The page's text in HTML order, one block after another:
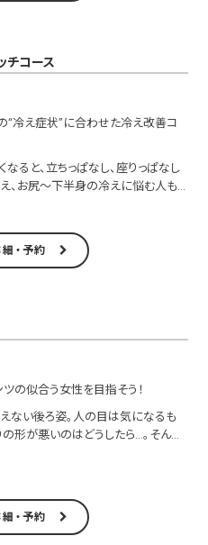
格（50分）￥2,500／施術と物理療
生以下）価格（50分）￥2,500
チコース
“冷え症状”に合わせた冷え改善コ
なると、立ちっぱなし、座りっぱなし
、お尻～下半身の冷えに悩む人も
んな人にオススメのコース！
乱れや筋肉量の不足も冷えの原因
細・予約
ツの似合う女性を目指そう！
ない後ろ姿。人の目は気になるも
の形が悪いのはどうしたら…。そんな
細・予約